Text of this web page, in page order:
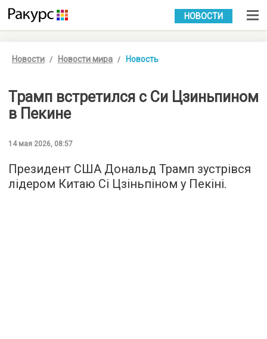
УКР РУС
НОВОСТИ
Новости Новости мира Новость
Трамп встретился с Си Цзиньпином
в Пекине
14 мая 2026, 08:57
Президент США Дональд Трамп зустрівся
лідером Китаю Сі Цзіньпіном у Пекіні.